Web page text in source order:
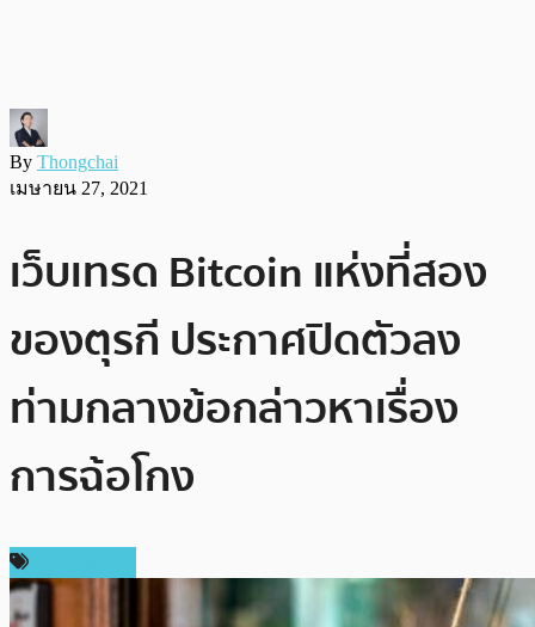
By Thongchai
เมษายน 27, 2021
เว็บเทรด Bitcoin แห่งที่สอง
ของตุรกี ประกาศปิดตัวลง
ท่ามกลางข้อกล่าวหาเรื่อง
การฉ้อโกง